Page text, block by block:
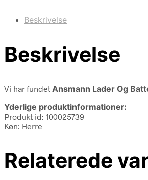
Beskrivelse
Beskrivelse
Vi har fundet Ansmann Lader Og
Yderlige produktinformationer:
Produkt id: 100025739
Køn: Herre
Relaterede